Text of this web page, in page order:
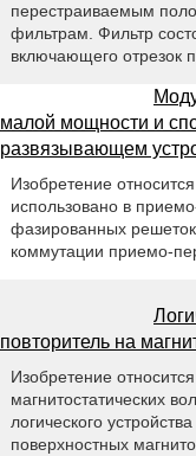
перестраиваемым
фильтрам. Фильтр
включающего отрезок
малой мощности и
развязывающем
Изобретение
использовано в
фазированных
коммутации приемо-
повторитель на
Изобретение
магнитостатических
логического
поверхностных